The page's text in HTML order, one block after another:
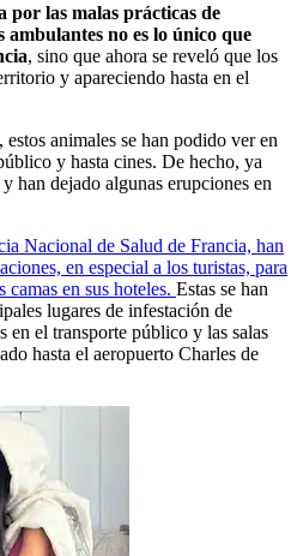
por las malas prácticas de
no es lo único que
, sino que ahora se reveló que los
y apareciendo hasta en el
estos animales se han podido ver en
y hasta cines. De hecho, ya
han dejado algunas erupciones en
Nacional de Salud de Francia, han
en especial a los turistas, para
en sus hoteles. Estas se han
lugares de infestación de
en el transporte público y las salas
hasta el aeropuerto Charles de